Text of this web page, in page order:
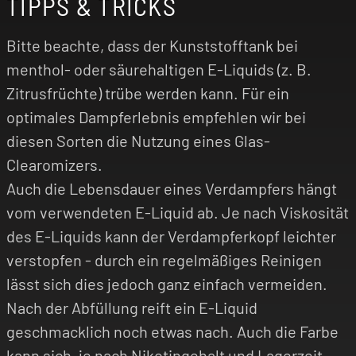
besonders sanftes Zugverhalten aus, da sie den
Throat Hit (Kratzen im Hals) deutlich reduzieren.
Selbst bei höheren Nikotinkonzentrationen
bleibt das Dampferlebnis angenehm mild,
während das Nikotin effizient vom Körper
aufgenommen wird, was zu einer schnelleren
Sättigung führt. Das Voopoo Icewave
Strawberry Kiwi vereint diesen technischen
Komfort mit einem vitalisierenden Fruchtmix
und ist damit die perfekte Wahl für Dampfer, die
Weichheit und spritzigen Genuss harmonisch
vereint erleben möchten.
Bitte beachte, dass der Kunststofftank bei
menthol- oder säurehaltigen E-Liquids (z. B.
Zitrusfrüchte) trübe werden kann. Für ein
optimales Dampferlebnis empfehlen wir bei
diesen Sorten die Nutzung eines Glas-
Clearomizers.
Auch die Lebensdauer eines Verdampfers hängt
vom verwendeten E-Liquid ab. Je nach Viskosität
des E-Liquids kann der Verdampferkopf leichter
verstopfen - durch ein regelmäßiges Reinigen
lässt sich dies jedoch ganz einfach vermeiden.
Nach der Abfüllung reift ein E-Liquid
geschmacklich noch etwas nach. Auch die Farbe